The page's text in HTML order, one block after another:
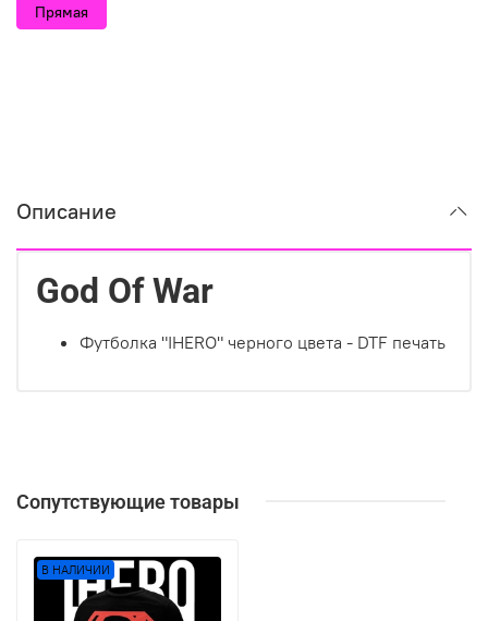
Прямая
Описание
God Of War
Футболка "IHERO" черного цвета - DTF печать
Сопутствующие товары
В НАЛИЧИИ